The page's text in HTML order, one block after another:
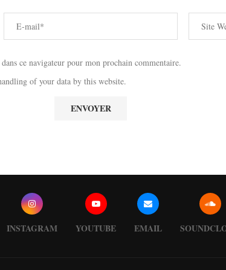
ce navigateur pour mon prochain commentaire.
of your data by this website.
INSTAGRAM YOUTUBE EMAIL